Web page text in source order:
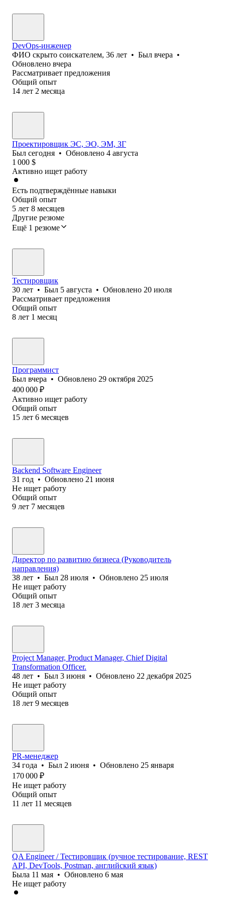
DevOps-инженер
ФИО скрыто соискателем, 36 лет • Был вчера •
Обновлено вчера
Рассматривает предложения
Общий опыт
14 лет 2 месяца
Проектировщик ЭС, ЭО, ЭМ, ЗГ
Был сегодня • Обновлено 4 августа
1 000 $
Активно ищет работу
Есть подтверждённые навыки
Общий опыт
5 лет 8 месяцев
Другие резюме
Ещё 1 резюме
Тестировщик
30 лет • Был 5 августа • Обновлено 20 июля
Рассматривает предложения
Общий опыт
8 лет 1 месяц
Программист
Был вчера • Обновлено 29 октября 2025
400 000 ₽
Активно ищет работу
Общий опыт
15 лет 6 месяцев
Backend Software Engineer
31 год • Обновлено 21 июня
Не ищет работу
Общий опыт
9 лет 7 месяцев
Директор по развитию бизнеса (Руководитель
направления)
38 лет • Был 28 июля • Обновлено 25 июля
Не ищет работу
Общий опыт
18 лет 3 месяца
Project Manager, Product Manager, Chief Digital
Transformation Officer.
48 лет • Был 3 июня • Обновлено 22 декабря 2025
Не ищет работу
Общий опыт
18 лет 9 месяцев
PR-менеджер
34 года • Был 2 июня • Обновлено 25 января
170 000 ₽
Не ищет работу
Общий опыт
11 лет 11 месяцев
QA Engineer / Тестировщик (ручное тестирование, REST
API, DevTools, Postman, английский язык)
Была 11 мая • Обновлено 6 мая
Не ищет работу